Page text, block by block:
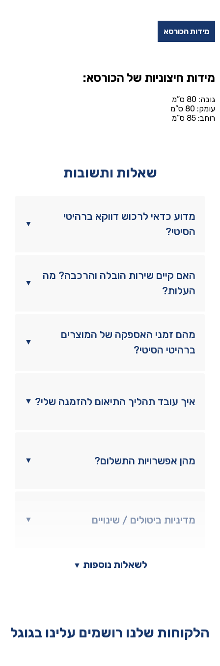
מידות הכורסא
מידות חיצוניות של הכורסא:
גובה: 80 ס”מ
עומק: 80 ס”מ
רוחב: 85 ס”מ
שאלות ותשובות
▼
מדוע כדאי לרכוש דווקא ברהיטי
הסיטי?
▼
האם קיים שירות הובלה והרכבה? מה
העלות?
▼
מהם זמני האספקה של המוצרים
ברהיטי הסיטי?
▼ איך עובד תהליך התיאום להזמנה שלי?
▼ מהן אפשרויות התשלום?
▼ מדיניות ביטולים / שינויים
▼ לשאלות נוספות
הלקוחות שלנו רושמים עלינו בגוגל